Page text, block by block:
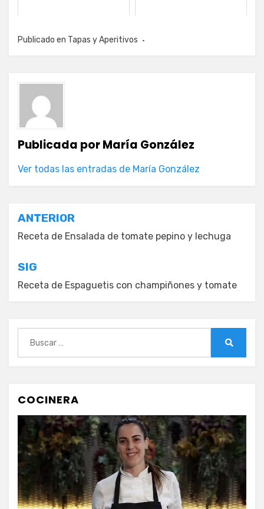
Publicado en Tapas y Aperitivos
Publicada porMaría González
Ver todas las entradas de María González
Navegación
de
entradas
ANTERIOR
Receta de Ensalada de tomate pepino y lechuga
SIG
Receta de Espaguetis con champiñones y tomate
COCINERA